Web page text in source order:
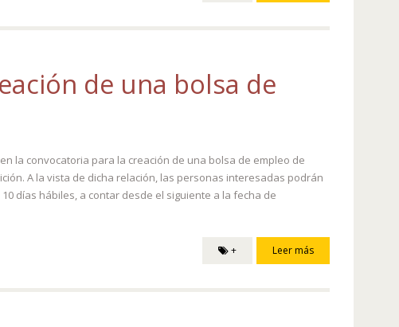
de una bolsa de
la convocatoria para la creación de una bolsa de empleo de
A la vista de dicha relación, las personas interesadas podrán
días hábiles, a contar desde el siguiente a la fecha de
Leer más
+